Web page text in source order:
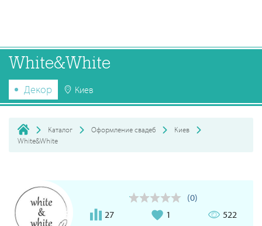
White&White
Декор Киев
Каталог Оформление свадеб
Киев
White&White
(0)
27
1 522